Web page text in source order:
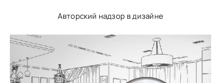
Авторский надзор в дизайне